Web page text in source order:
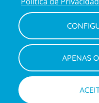
e
Policy
Política de
Canal de
APENAS